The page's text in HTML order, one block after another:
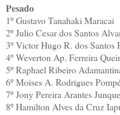
Pesado
1ºGustavo Tanahaki Maracai
2ºJulio Cesar dos Santos
3ºVictor Hugo R. dos Santos
4ºWeverton Ap. Ferreira
5ºRaphael Ribeiro
6ºMoises A. Rodrigues
7ºJony Pereira Arantes
8ºHamilton Alves da Cruz